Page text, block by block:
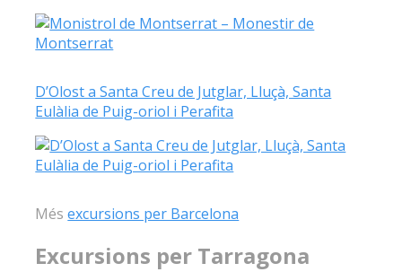
D’Olost a Santa Creu de Jutglar, Lluçà, Santa
Eulàlia de Puig-oriol i Perafita
Mésexcursions per Barcelona
Excursions per Tarragona